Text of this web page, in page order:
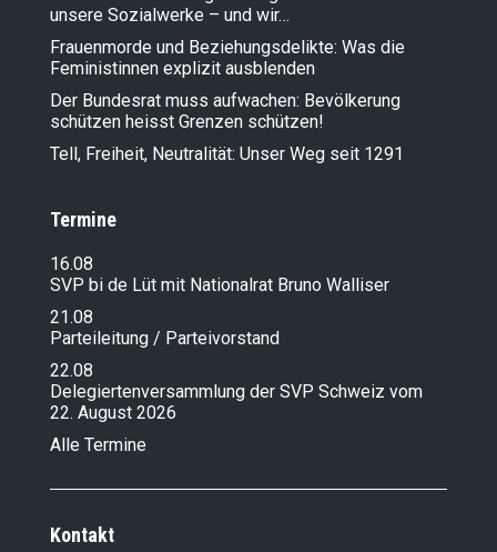
unsere Sozialwerke – und wir…
Frauenmorde und Beziehungsdelikte: Was die
Feministinnen explizit ausblenden
Der Bundesrat muss aufwachen: Bevölkerung
schützen heisst Grenzen schützen!
Tell, Freiheit, Neutralität: Unser Weg seit 1291
Termine
16.08
SVP bi de Lüt mit Nationalrat Bruno Walliser
21.08
Parteileitung / Parteivorstand
22.08
Delegiertenversammlung der SVP Schweiz vom
22. August 2026
Alle Termine
Kontakt